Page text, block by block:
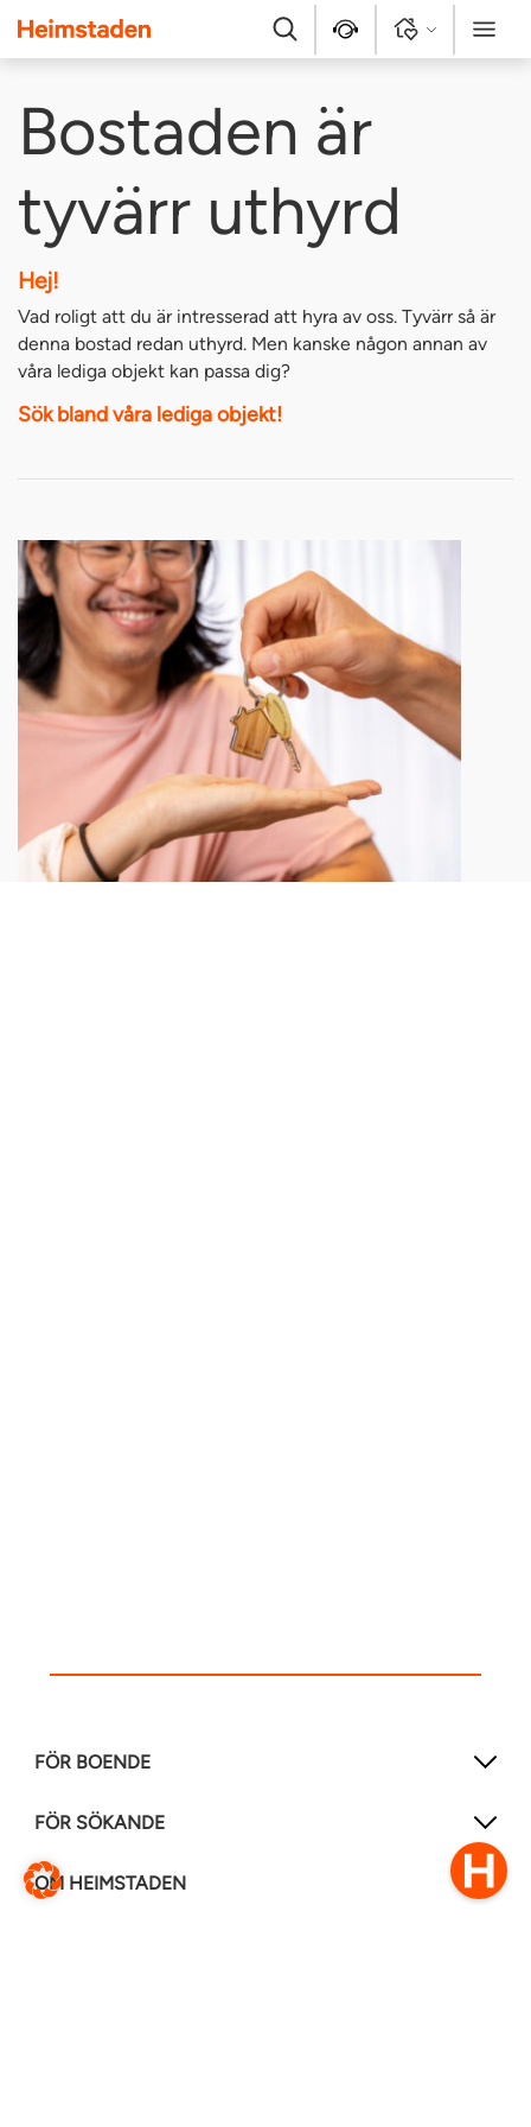
Heimstaden
Sök Kontakt Logga in Meny
Bostaden är
tyvärr uthyrd
Hej!
Vad roligt att du är intresserad att hyra av oss. Tyvärr så är
denna bostad redan uthyrd. Men kanske någon annan av
våra lediga objekt kan passa dig?
Sök bland våra lediga objekt!
FÖR BOENDE
FÖR SÖKANDE
OM HEIMSTADEN